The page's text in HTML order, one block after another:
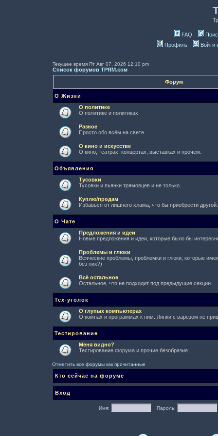
FAQ
Профиль
Войти
Текущее время Пт Авг 07, 2026 12:10 pm
Список форумов ТРЯМ.ком
Форум
О Жизни
О политике
О политике и политиках.
Разное
Просто обо всём на свете.
О кино и искусстве
О кино, театрах, концертах, выставках и прочем.
Объявления
Тусовки
Тусовки и пьянки трямовцев и не только.
Куплю/продам
Избавься от лишнего хлама, что бы приобрести другой.
О Чате
Предложения и идеи
Новые предложения и идеи, которые было бы
Проблемы и глюки
Всяческие проблемы, проблемки и глюки, которые
без них?)
Всё остальное
Остальное, что не подходит под предыдущие секции.
Тех-уголок
О глупых компьютерах
О компах и программах к ним. Линки с варезом не
Тестирование
Меня видно?
Тестирование форума и прочие безобразия.
Отметить все форумы как прочитанные
Кто сейчас на форуме
Вход
Имя: Пароль: